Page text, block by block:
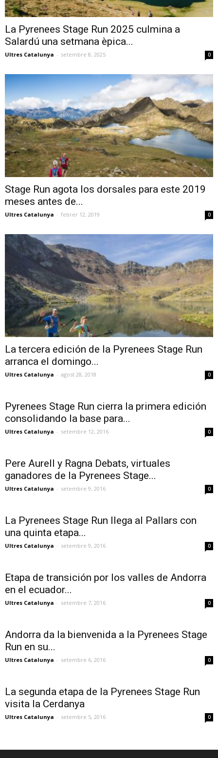
La Pyrenees Stage Run 2025 culmina a
Salardú una setmana èpica...
Ultres Catalunya - setembre 8, 2025 0
Stage Run agota los dorsales para este 2019
meses antes de...
Ultres Catalunya - febrer 12, 2019 0
La tercera edición de la Pyrenees Stage Run
arranca el domingo...
Ultres Catalunya - agost 28, 2018 0
Pyrenees Stage Run cierra la primera edición
consolidando la base para...
Ultres Catalunya - setembre 12, 2016 0
Pere Aurell y Ragna Debats, virtuales
ganadores de la Pyrenees Stage...
Ultres Catalunya - setembre 9, 2016 0
La Pyrenees Stage Run llega al Pallars con
una quinta etapa...
Ultres Catalunya - setembre 9, 2016 0
Etapa de transición por los valles de Andorra
en el ecuador...
Ultres Catalunya - setembre 7, 2016 0
Andorra da la bienvenida a la Pyrenees Stage
Run en su...
Ultres Catalunya - setembre 6, 2016 0
La segunda etapa de la Pyrenees Stage Run
visita la Cerdanya
Ultres Catalunya - setembre 5, 2016 0